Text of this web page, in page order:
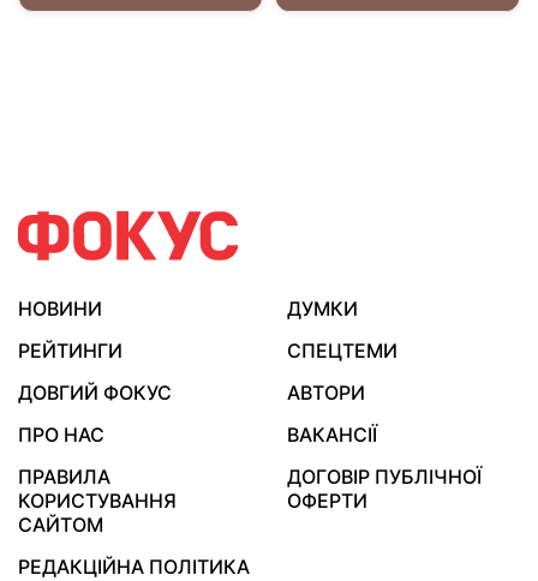
НОВИНИ
ДУМКИ
РЕЙТИНГИ
СПЕЦТЕМИ
ДОВГИЙ ФОКУС
АВТОРИ
ПРО НАС
ВАКАНСІЇ
ПРАВИЛА
КОРИСТУВАННЯ
САЙТОМ
ДОГОВІР ПУБЛІЧНОЇ
ОФЕРТИ
РЕДАКЦІЙНА ПОЛІТИКА